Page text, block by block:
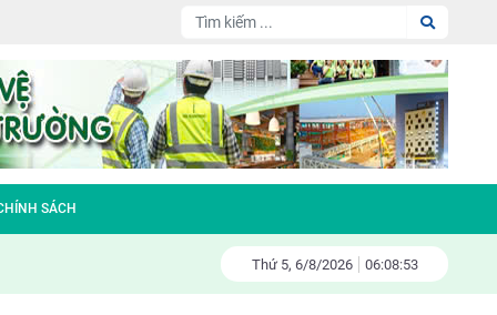
SÁCH
Thứ 5, 6/8/2026 06:08:55
kỳ 2023-2028
Làm gì để bảo vệ tài nguyên thiên nhiên và
môi trường sống